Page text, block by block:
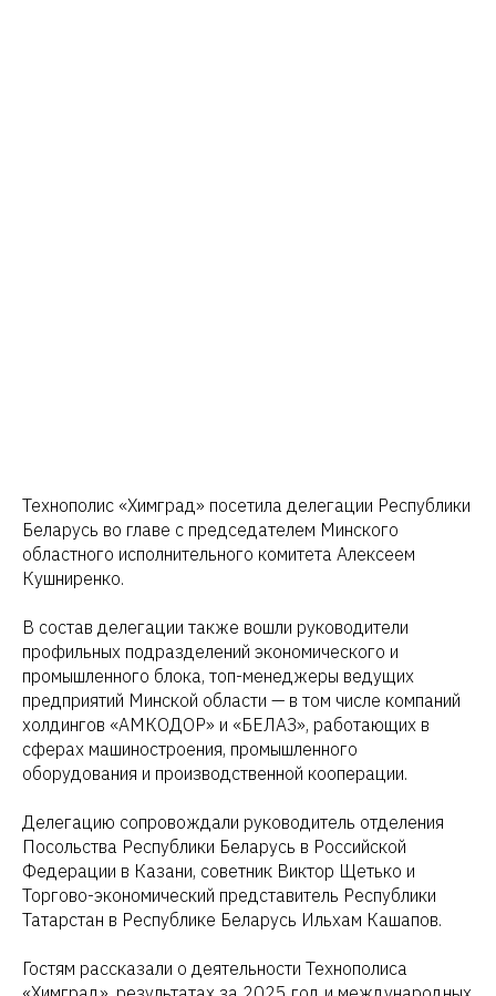
Технополис «Химград» посетила делегации Республики
Беларусь во главе с председателем Минского
областного исполнительного комитета Алексеем
Кушниренко.
В состав делегации также вошли руководители
профильных подразделений экономического и
промышленного блока, топ-менеджеры ведущих
предприятий Минской области — в том числе компаний
холдингов «АМКОДОР» и «БЕЛАЗ», работающих в
сферах машиностроения, промышленного
оборудования и производственной кооперации.
Делегацию сопровождали руководитель отделения
Посольства Республики Беларусь в Российской
Федерации в Казани, советник Виктор Щетько и
Торгово-экономический представитель Республики
Татарстан в Республике Беларусь Ильхам Кашапов.
Гостям рассказали о деятельности Технополиса